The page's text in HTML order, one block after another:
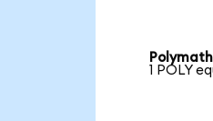
1 POLY